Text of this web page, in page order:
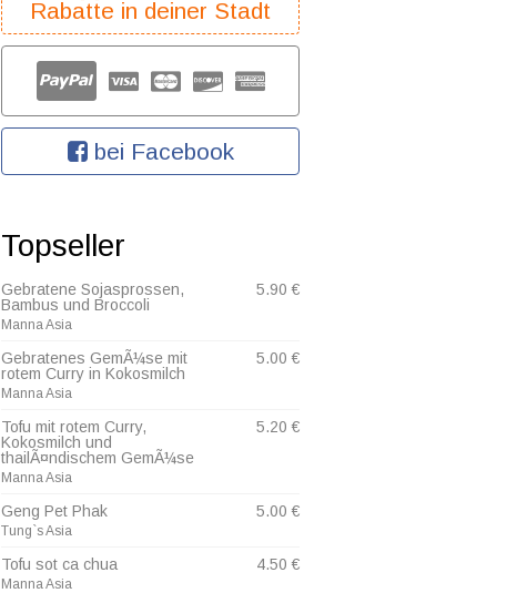
Rabatte in deiner Stadt
bei Facebook
Topseller
Gebratene Sojasprossen,
Bambus und Broccoli
Manna Asia
5.90 €
Gebratenes GemÃ¼se mit
rotem Curry in Kokosmilch
Manna Asia
5.00 €
Tofu mit rotem Curry,
Kokosmilch und
thailÃ¤ndischem GemÃ¼se
Manna Asia
5.20 €
Geng Pet Phak
Tung`s Asia
5.00 €
Tofu sot ca chua
Manna Asia
4.50 €